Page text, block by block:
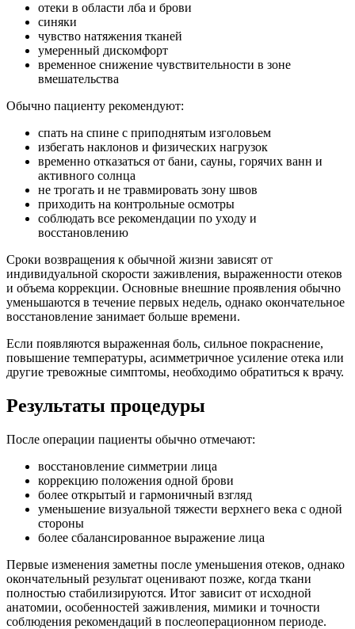
отеки в области лба и брови
синяки
чувство натяжения тканей
умеренный дискомфорт
временное снижение чувствительности в зоне
вмешательства
Обычно пациенту рекомендуют:
спать на спине с приподнятым изголовьем
избегать наклонов и физических нагрузок
временно отказаться от бани, сауны, горячих ванн и
активного солнца
не трогать и не травмировать зону швов
приходить на контрольные осмотры
соблюдать все рекомендации по уходу и
восстановлению
Сроки возвращения к обычной жизни зависят от
индивидуальной скорости заживления, выраженности отеков
и объема коррекции. Основные внешние проявления обычно
уменьшаются в течение первых недель, однако окончательное
восстановление занимает больше времени.
Если появляются выраженная боль, сильное покраснение,
повышение температуры, асимметричное усиление отека или
другие тревожные симптомы, необходимо обратиться к врачу.
Результаты процедуры
После операции пациенты обычно отмечают:
восстановление симметрии лица
коррекцию положения одной брови
более открытый и гармоничный взгляд
уменьшение визуальной тяжести верхнего века с одной
стороны
более сбалансированное выражение лица
Первые изменения заметны после уменьшения отеков, однако
окончательный результат оценивают позже, когда ткани
полностью стабилизируются. Итог зависит от исходной
анатомии, особенностей заживления, мимики и точности
соблюдения рекомендаций в послеоперационном периоде.